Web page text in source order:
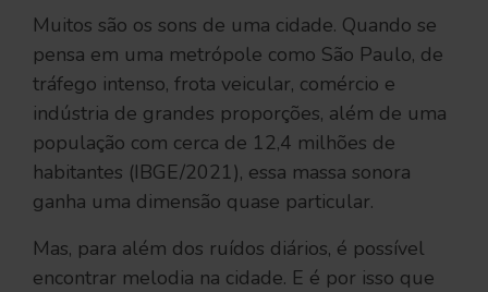
Muitos são os sons de uma cidade. Quando se
pensa em uma metrópole como São Paulo, de
tráfego intenso, frota veicular, comércio e
indústria de grandes proporções, além de uma
população com cerca de 12,4 milhões de
habitantes (IBGE/2021), essa massa sonora
ganha uma dimensão quase particular.
Mas, para além dos ruídos diários, é possível
encontrar melodia na cidade. E é por isso que